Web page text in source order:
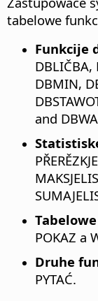
tabelowe
Funkcije
DBLIČBA,
DBMIN,
and
POKAZ a
Druhe
PYTAĆ.